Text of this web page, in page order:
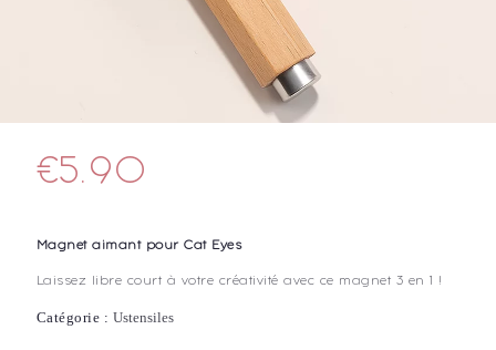
€5.90
Magnet aimant pour Cat Eyes
Laissez libre court à votre créativité avec ce magnet 3 en 1 !
Catégorie : Ustensiles